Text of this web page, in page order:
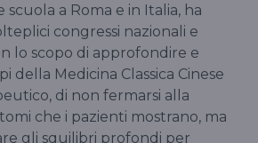
scuola a Roma e in Italia, ha
congressi nazionali e
lo scopo di approfondire e
della Medicina Classica Cinese
di non fermarsi alla
che i pazienti mostrano, ma
gli squilibri profondi per